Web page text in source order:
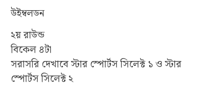
উইম্বলডন
২য় রাউন্ড
বিকেল ৪টা
সরাসরি দেখাবে স্টার স্পোর্টস সিলেক্ট ১ ও স্টার
স্পোর্টস সিলেক্ট ২